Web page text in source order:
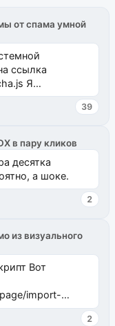
от спама умной
ссылка
Я
тогда
39
в пару кликов
десятка
а шоке.
2
из визуального
Вот
import-
2